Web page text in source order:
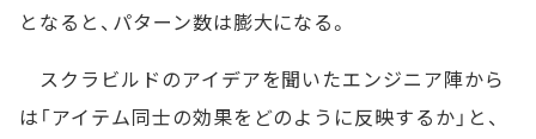
となると、パターン数は膨大になる。
スクラビルドのアイデアを聞いたエンジニア陣から
は「アイテム同士の効果をどのように反映するか」と、